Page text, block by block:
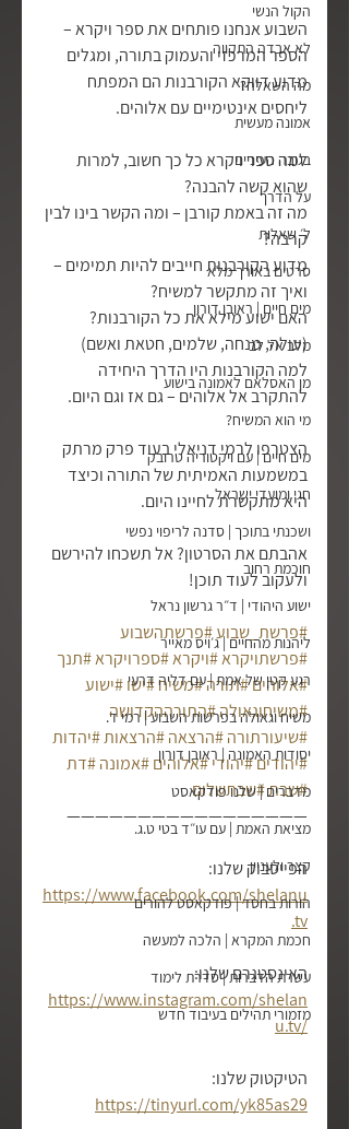
הקול הנשי
לא אבדה התקווה
מה השאלה?
אמונה מעשית
בגובה העיניים
על הדרך
ל׳ שאלות
סרטים באורך מלא
מים חיים | ראובן דורון
מלב אל לב
מן האסלאם לאמונה בישוע
מי הוא המשיח?
מים חיים | עם ויקטוריה טרובק
חגי ומועדי ישראל
ושכנתי בתוכך | סדנה לריפוי נפשי
חוכמת רחוב
ישוע היהודי | ד״ר גרשון נראל
ליהנות מהחיים | ג׳ויס מאייר
רגע קטן של אמת | עם דליה דרעי
משיח וגאולה בפרשות השבוע | רמי ד.
יסודות האמונה | ראובן דורון
מדברים | שלנו פודקאסט
מציאת האמת | עם עו״ד בטי ט.ג.
קצר ולעניין
הורות בחסד | פודקאסט להורים
חכמת המקרא | הלכה למעשה
עשרת הדברות | סדרת לימוד
מזמורי תהילים בעיבוד חדש
השבוע אנחנו פותחים את ספר ויקרא –
הספר המרכזי והעמוק בתורה, ומגלים
מדוע דווקא הקורבנות הם המפתח
ליחסים אינטימיים עם אלוהים.
למה ספר ויקרא כל כך חשוב, למרות
שהוא קשה להבנה?
מה זה באמת קורבן – ומה הקשר בינו לבין
קרבה?
מדוע הקורבנות חייבים להיות תמימים –
ואיך זה מתקשר למשיח?
האם ישוע מילא את כל הקורבנות?
(עולה, מנחה, שלמים, חטאת ואשם)
למה הקורבנות היו הדרך היחידה
להתקרב אל אלוהים – גם אז וגם היום.
הצטרפו לרמי דניאלי בעוד פרק מרתק
במשמעות האמיתית של התורה וכיצד
היא מתקשרת לחיינו היום.
אהבתם את הסרטון? אל תשכחו להירשם
ולעקוב לעוד תוכן!
#פרשת_שבוע#פרשתהשבוע
#פרשתויקרא#ויקרא#ספרויקרא#תנך
#אלוהים#תורה#משיח#ישו#ישוע
#משיחוגאולה#התורההקדושה
#שיעורתורה#הרצאה#הרצאות#יהדות
#יהודים#יהודי#אלוהים#אמונה#דת
#שבת#שבתשלום
—————————————————
הפייסבוק שלנו:
https://www.facebook.com/shelanu
.tv
האינסטגרם שלנו:
https://www.instagram.com/shelan
u.tv/
הטיקטוק שלנו:
https://tinyurl.com/yk85as29